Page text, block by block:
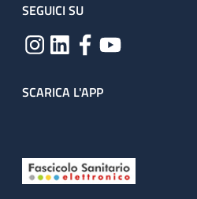
SEGUICI SU
SCARICA L'APP